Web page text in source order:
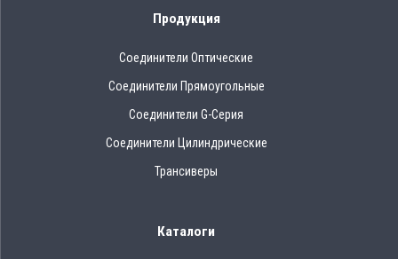
Продукция
Соединители Оптические
Соединители Прямоугольные
Соединители G-Серия
Соединители Цилиндрические
Трансиверы
Каталоги